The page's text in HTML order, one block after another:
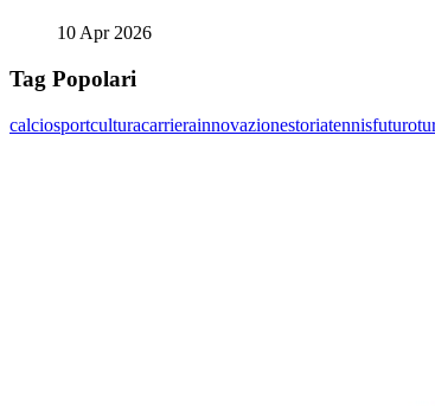
10 Apr 2026
Tag Popolari
calciosportculturacarrierainnovazionestoriatennisfuturo